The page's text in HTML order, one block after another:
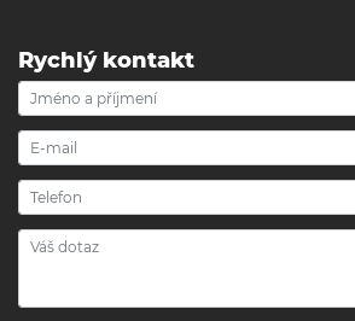
Rychlý kontakt